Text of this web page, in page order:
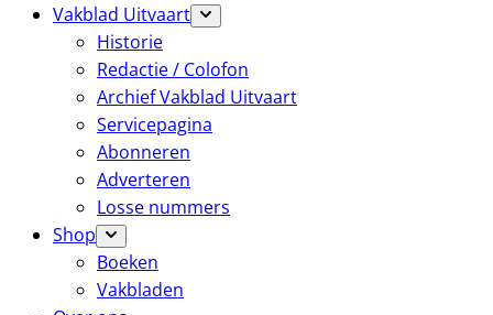
Vakblad Uitvaart
Historie
Redactie / Colofon
Archief Vakblad Uitvaart
Servicepagina
Abonneren
Adverteren
Losse nummers
Shop
Boeken
Vakbladen